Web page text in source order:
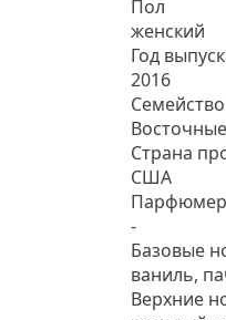
Пол
женский
Год
2016
Семейство
Страна
США
Парфюмер
-
Базовые
ваниль,
Верхние